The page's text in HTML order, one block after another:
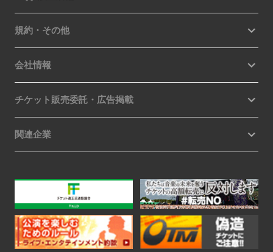
規約・その他
会社情報
チケット販売委託・広告掲載
関連企業